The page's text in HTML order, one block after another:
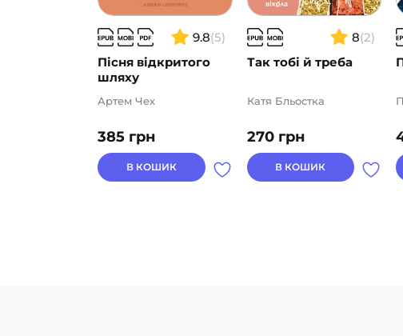
9.8(5)
Пісня відкритого
шляху
385 грн
Артем Чех
В КОШИК
8(2)
Так тобі й треба
270 грн
Катя Бльостка
В КОШИК